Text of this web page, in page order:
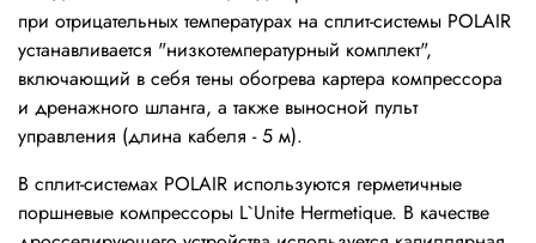
при отрицательных температурах на сплит-системы POLAIR
устанавливается "низкотемпературный комплект",
включающий в себя тены обогрева картера компрессора
и дренажного шланга, а также выносной пульт
управления (длина кабеля - 5 м).
В сплит-системах POLAIR используются герметичные
поршневые компрессоры L`Unite Hermetique. В качестве